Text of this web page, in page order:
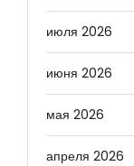
июля 2026
июня 2026
мая 2026
апреля 2026